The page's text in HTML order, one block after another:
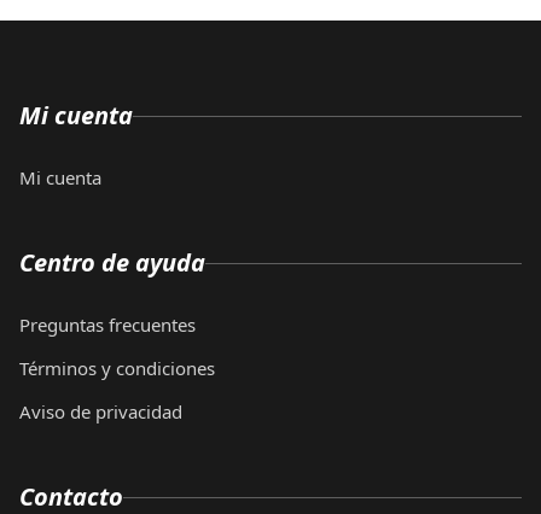
Mi cuenta
Mi cuenta
Centro de ayuda
Preguntas frecuentes
Términos y condiciones
Aviso de privacidad
Contacto